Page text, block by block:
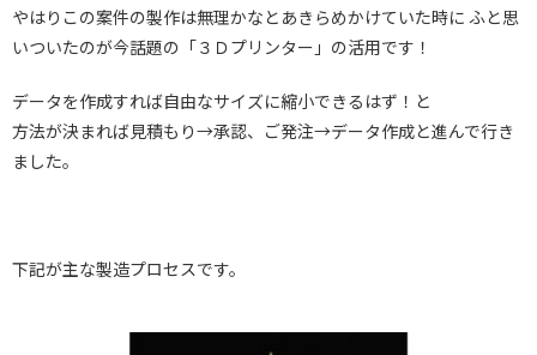
やはりこの案件の製作は無理かなとあきらめかけていた時に ふと思
いついたのが今話題の「３Ｄプリンター」の活用です！
データを作成すれば自由なサイズに縮小できるはず！と
方法が決まれば見積もり→承認、ご発注→データ作成と進んで行き
ました。
下記が主な製造プロセスです。